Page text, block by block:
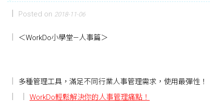
Posted on 2018-11-06
＜WorkDo小學堂—人事篇＞
多種管理工具，滿足不同行業人事管理需求，使用最彈性！
WorkDo輕鬆解決你的人事管理痛點！